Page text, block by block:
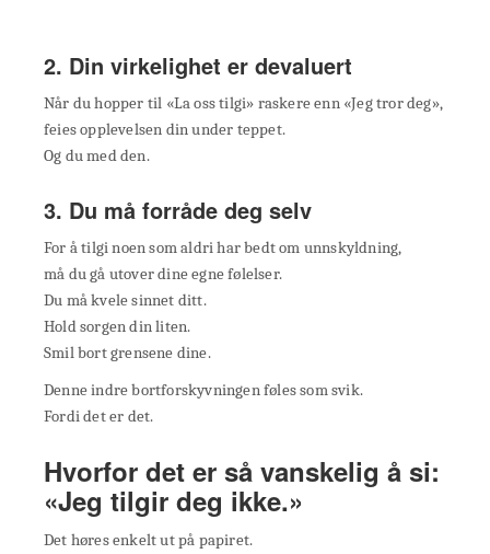
2. Din virkelighet er devaluert
Når du hopper til «La oss tilgi» raskere enn «Jeg tror deg»,
feies opplevelsen din under teppet.
Og du med den.
3. Du må forråde deg selv
For å tilgi noen som aldri har bedt om unnskyldning,
må du gå utover dine egne følelser.
Du må kvele sinnet ditt.
Hold sorgen din liten.
Smil bort grensene dine.
Denne indre bortforskyvningen føles som svik.
Fordi det er det.
Hvorfor det er så vanskelig å si:
«Jeg tilgir deg ikke.»
Det høres enkelt ut på papiret.